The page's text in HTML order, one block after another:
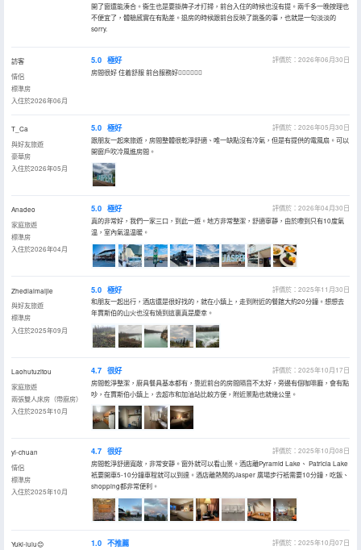
開了窗還能湊合。衞生也是要掛牌子才打掃，前台入住的時候也沒有提。兩千多一晚按理也
不便宜了，體驗感實在有點差。退房的時候跟前台反映了跳蚤的事，也就是一句淡淡的
sorry.
訪客
情侶
標準房
入住於2026年06月
5.0 極好
評價於：2026年06月30日
房間很好 住着舒服 前台服務好👍🏻👍🏻👍🏻
T_Ca
與好友旅遊
豪華房
入住於2026年05月
5.0 極好
評價於：2026年05月30日
跟朋友一起來旅遊，房間整體很乾淨舒適、唯一缺點沒有冷氣，但是有提供的電風扇。可以
開窗戶吹冷風進房間。
Anadeo
家庭旅遊
標準房
入住於2026年04月
5.0 極好
評價於：2026年04月30日
真的非常好，我們一家三口，到此一遊。地方非常整潔，舒適寧靜，由於嚟到只有10度氣
温，室內氣温温暖。
Zhediaimaijie
與好友旅遊
標準房
入住於2025年09月
5.0 極好
評價於：2025年11月30日
和朋友一起出行，酒店還是很好找的，就在小鎮上，走到附近的餐館大約20分鐘。想想去
年賈斯伯的山火也沒有燒到這裏真是慶幸。
Laohutuzitou
家庭旅遊
兩張雙人床房（帶廚房）
入住於2025年10月
4.7 很好
評價於：2025年10月17日
房間乾淨整潔，廚具餐具基本都有，靠近前台的房間隔音不太好，旁邊有個咖啡廳，會有點
吵，在賈斯伯小鎮上，去超市和加油站比較方便，附近景點也就幾公里。
yi-chuan
情侶
標準房
入住於2025年10月
4.7 很好
評價於：2025年10月08日
房間乾淨舒適寬敞，非常安靜。窗外就可以看山景。酒店離Pyramid Lake、 Patricia Lake
衹要開車5-10分鐘車程就可以到達。酒店離熱鬧的Jasper 廣場步行衹需要10分鐘，吃飯、
shopping都非常便利。
Yuki-lulu😊
1.0 不推薦
評價於：2025年10月07日